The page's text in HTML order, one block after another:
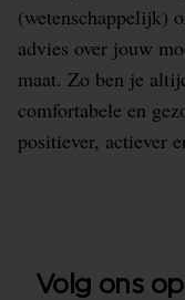
(wetenschappelijk)
advies over jouw
maat. Zo ben je
comfortabele en
positiever, actiever
Volg ons op